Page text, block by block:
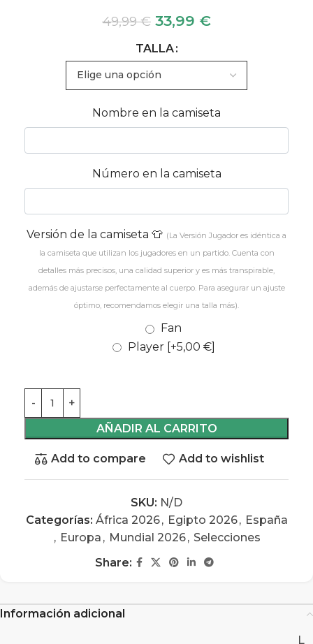
49,99€ 33,99 €
TALLA
Nombre en la camiseta
Número en la camiseta
Versión de la camiseta 👕 (La Versión Jugador es idéntica a
la camiseta que utilizan los jugadores en un partido. Cuenta con
detalles más precisos, una calidad superior y es más transpirable,
además de ajustarse perfectamente al cuerpo. Para asegurar un ajuste
óptimo, recomendamos elegir una talla más).
Fan
Player [+5,00 €]
AÑADIR AL CARRITO
Add to compare Add to wishlist
SKU: N/D
Categorías: África 2026, Egipto 2026, España
, Europa , Mundial 2026, Selecciones
Share:
Información adicional
L